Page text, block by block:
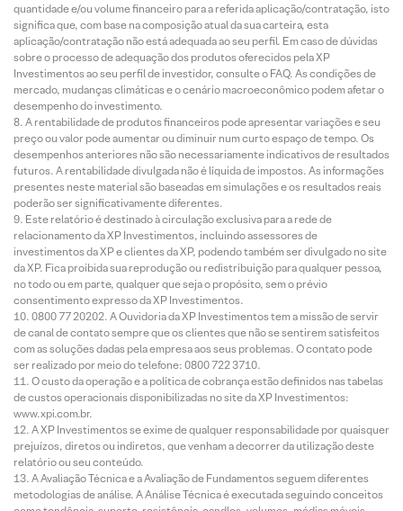
quantidade e/ou volume financeiro para a referida aplicação/contratação, isto
significa que, com base na composição atual da sua carteira, esta
aplicação/contratação não está adequada ao seu perfil. Em caso de dúvidas
sobre o processo de adequação dos produtos oferecidos pela XP
Investimentos ao seu perfil de investidor, consulte o FAQ. As condições de
mercado, mudanças climáticas e o cenário macroeconômico podem afetar o
desempenho do investimento.
A rentabilidade de produtos financeiros pode apresentar variações e seu
preço ou valor pode aumentar ou diminuir num curto espaço de tempo. Os
desempenhos anteriores não são necessariamente indicativos de resultados
futuros. A rentabilidade divulgada não é líquida de impostos. As informações
presentes neste material são baseadas em simulações e os resultados reais
poderão ser significativamente diferentes.
Este relatório é destinado à circulação exclusiva para a rede de
relacionamento da XP Investimentos, incluindo assessores de
investimentos da XP e clientes da XP, podendo também ser divulgado no site
da XP. Fica proibida sua reprodução ou redistribuição para qualquer pessoa,
no todo ou em parte, qualquer que seja o propósito, sem o prévio
consentimento expresso da XP Investimentos.
0800 77 20202. A Ouvidoria da XP Investimentos tem a missão de servir
de canal de contato sempre que os clientes que não se sentirem satisfeitos
com as soluções dadas pela empresa aos seus problemas. O contato pode
ser realizado por meio do telefone: 0800 722 3710.
O custo da operação e a política de cobrança estão definidos nas tabelas
de custos operacionais disponibilizadas no site da XP Investimentos:
www.xpi.com.br.
A XP Investimentos se exime de qualquer responsabilidade por quaisquer
prejuízos, diretos ou indiretos, que venham a decorrer da utilização deste
relatório ou seu conteúdo.
A Avaliação Técnica e a Avaliação de Fundamentos seguem diferentes
metodologias de análise. A Análise Técnica é executada seguindo conceitos